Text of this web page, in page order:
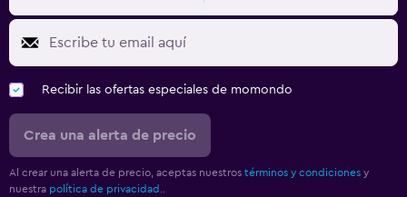
Recibir las ofertas especiales de momondo
Crea una alerta de precio
Al crear una alerta de precio, aceptas nuestros términos y condiciones y
nuestra política de privacidad.